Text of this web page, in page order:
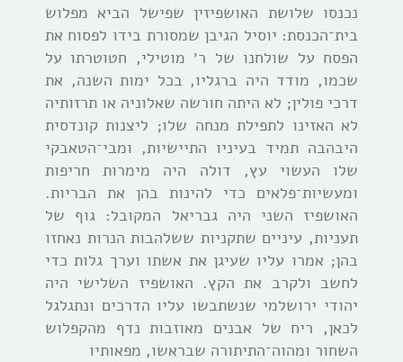
נכנסו שלושת האושפיזין שפישל הביא מפלוש
בית־הכנסת: יוסיל הגיבן שמסורת בידו לפסוח את
הפסח על שולחנו של ר׳ מוטילי, חטוטרתו על
שכמו, מודד היה ברגליו, בכל ימות השנה, את
דרכי פולין; לא היתה חורשה שאלוניה או תרזותיה
לא האזינו לתפילת מנחה שלו; ליצנות קונדסית
היבהבה תמיד בעיניו התיישיות, ומבי־הטאבקי
שלו העשוי עץ, דולה היה מימרות חריפות
ומעשיות־פלאים כדי להינות בהן את הבריות.
האושפיז השני היה גבריאל המקובל: גוף של
תעניות, עיניים שתקניות ששלהבות הנרות נאחזו
בהן; אמרו עליו שעיגן את אשתו וערך גלות כדי
לחשב ולקרב את הקץ. האושפיז השלישי היה
יהודי ירושלמי שנשתבשו עליו הדרכים ונתגלגל
לכאן, ריח של אבנים מאוזבות נדף מהקפלוש
השחור ומהוה־התיתורה שבראשו, מפאותיו